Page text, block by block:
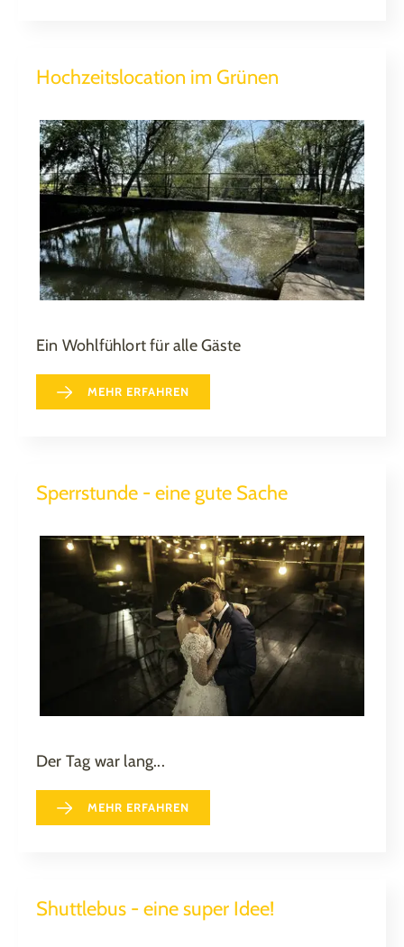
Hochzeitslocation im Grünen
Ein Wohlfühlort für alle Gäste
MEHR ERFAHREN
Sperrstunde - eine gute Sache
Der Tag war lang...
MEHR ERFAHREN
Shuttlebus - eine super Idee!